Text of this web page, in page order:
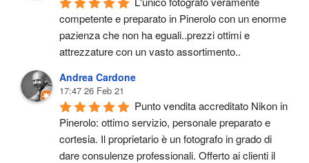
competente e preparato in Pinerolo con un enorme
pazienza che non ha eguali..prezzi ottimi e
attrezzature con un vasto assortimento..
Andrea Cardone
17:47 26 Feb 21
Punto vendita accreditato Nikon in
Pinerolo: ottimo servizio, personale preparato e
cortesia. Il proprietario è un fotografo in grado di
dare consulenze professionali. Offerto ai clienti il